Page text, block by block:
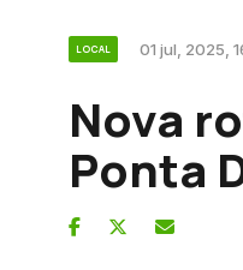
LOCAL 01 jul, 2025,
Nova
Ponta